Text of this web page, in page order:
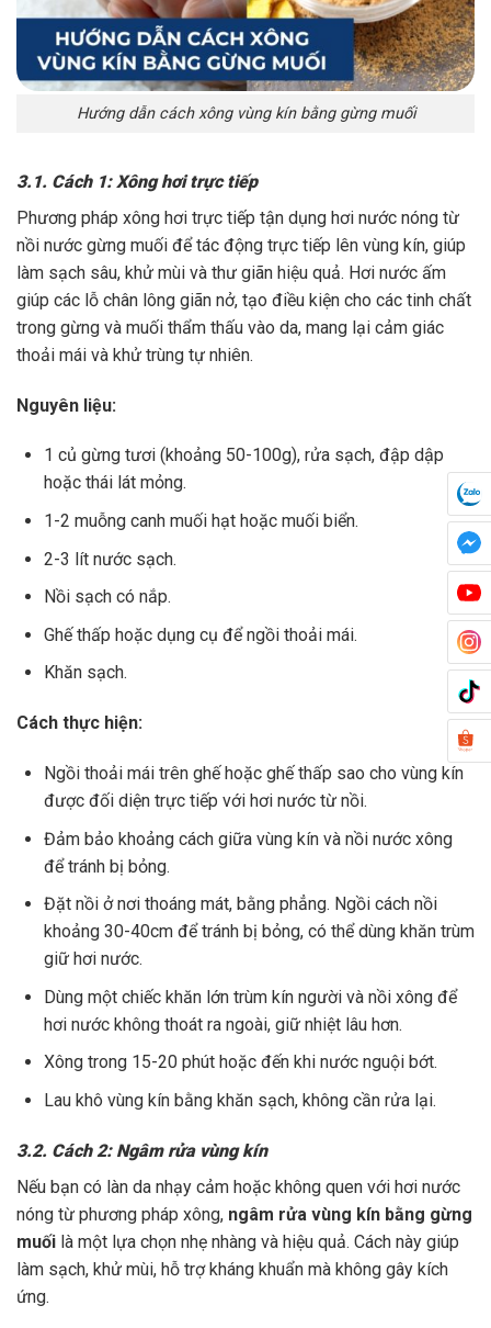
Hướng dẫn cách xông vùng kín bằng gừng muối
3.1. Cách 1: Xông hơi trực tiếp
Phương pháp xông hơi trực tiếp tận dụng hơi nước nóng từ
nồi nước gừng muối để tác động trực tiếp lên vùng kín, giúp
làm sạch sâu, khử mùi và thư giãn hiệu quả. Hơi nước ấm
giúp các lỗ chân lông giãn nở, tạo điều kiện cho các tinh chất
trong gừng và muối thẩm thấu vào da, mang lại cảm giác
thoải mái và khử trùng tự nhiên.
Nguyên liệu:
1 củ gừng tươi (khoảng 50-100g), rửa sạch, đập dập
hoặc thái lát mỏng.
1-2 muỗng canh muối hạt hoặc muối biển.
2-3 lít nước sạch.
Nồi sạch có nắp.
Ghế thấp hoặc dụng cụ để ngồi thoải mái.
Khăn sạch.
Cách thực hiện:
Ngồi thoải mái trên ghế hoặc ghế thấp sao cho vùng kín
được đối diện trực tiếp với hơi nước từ nồi.
Đảm bảo khoảng cách giữa vùng kín và nồi nước xông
để tránh bị bỏng.
Đặt nồi ở nơi thoáng mát, bằng phẳng. Ngồi cách nồi
khoảng 30-40cm để tránh bị bỏng, có thể dùng khăn trùm
giữ hơi nước.
Dùng một chiếc khăn lớn trùm kín người và nồi xông để
hơi nước không thoát ra ngoài, giữ nhiệt lâu hơn.
Xông trong 15-20 phút hoặc đến khi nước nguội bớt.
Lau khô vùng kín bằng khăn sạch, không cần rửa lại.
3.2. Cách 2: Ngâm rửa vùng kín
Nếu bạn có làn da nhạy cảm hoặc không quen với hơi nước
nóng từ phương pháp xông, ngâm rửa vùng kín bằng gừng
muối là một lựa chọn nhẹ nhàng và hiệu quả. Cách này giúp
làm sạch, khử mùi, hỗ trợ kháng khuẩn mà không gây kích
ứng.